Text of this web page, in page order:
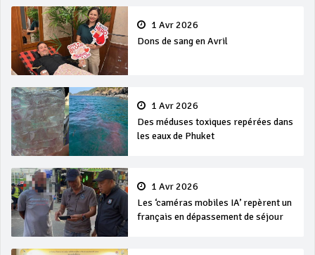
1 Avr 2026
Dons de sang en Avril
1 Avr 2026
Des méduses toxiques repérées dans
les eaux de Phuket
1 Avr 2026
Les ‘caméras mobiles IA’ repèrent un
français en dépassement de séjour